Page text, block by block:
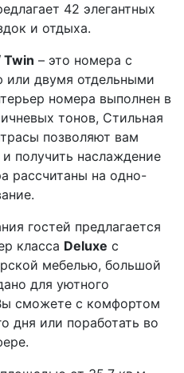
42 элегантных
и отдыха.
Twin – это номера с
или двумя отдельными
номера выполнен в
тонов, Стильная
позволяют вам
получить наслаждение
рассчитаны на одно-
гостей предлагается
класса Deluxe с
мебелью, большой
для уютного
сможете с комфортом
дня или поработать во